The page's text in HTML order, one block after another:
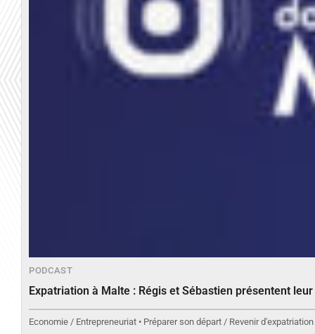
PODCAST
Expatriation à Malte : Régis et Sébastien présentent
Economie / Entrepreneuriat • Préparer son départ / Revenir d'expatriation